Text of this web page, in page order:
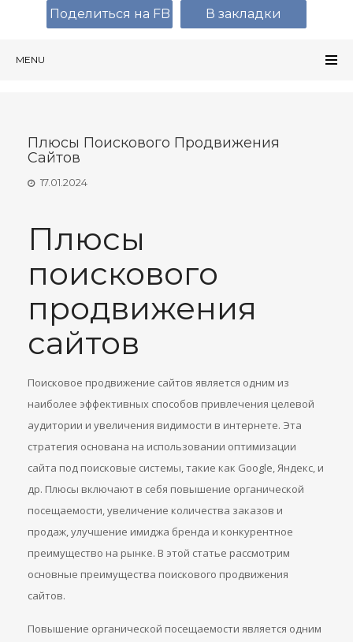
MENU
Плюсы Поискового Продвижения
Сайтов
17.01.2024
Плюсы
поискового
продвижения
сайтов
Поисковое продвижение сайтов является одним из
наиболее эффективных способов привлечения целевой
аудитории и увеличения видимости в интернете. Эта
стратегия основана на использовании оптимизации
сайта под поисковые системы, такие как Google, Яндекс, и
др. Плюсы включают в себя повышение органической
посещаемости, увеличение количества заказов и
продаж, улучшение имиджа бренда и конкурентное
преимущество на рынке. В этой статье рассмотрим
основные преимущества поискового продвижения
сайтов.
Повышение органической посещаемости является одним
Поделиться на FB В закладки